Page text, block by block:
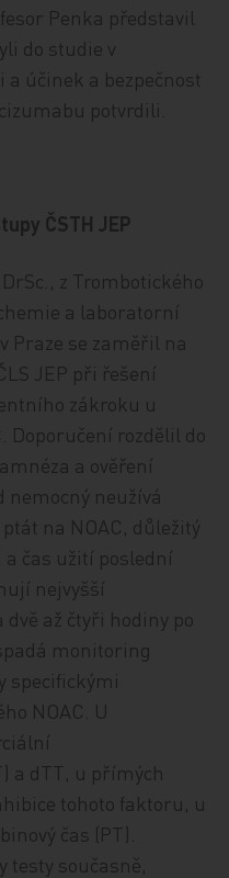
Penka představil
do studie v
účinek a bezpečnost
potvrdili.
ČSTH JEP
z Trombotického
a laboratorní
Praze se zaměřil na
JEP při řešení
zákroku u
Doporučení rozdělil do
a ověření
nemocný neužívá
na NOAC, důležitý
čas užití poslední
nejvyšší
až čtyři hodiny po
monitoring
specifickými
NOAC. U
a dTT, u přímých
tohoto faktoru, u
čas (PT).
testy současně,